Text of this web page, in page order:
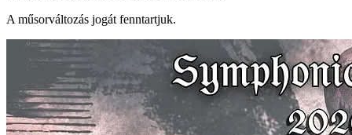
A műsorváltozás jogát fenntartjuk.